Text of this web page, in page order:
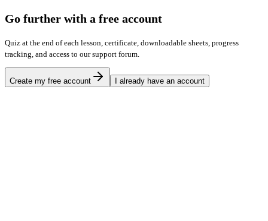
Go further with a free account
Quiz at the end of each lesson, certificate, downloadable sheets, progress
tracking, and access to our support forum.
Create my free account I already have an account